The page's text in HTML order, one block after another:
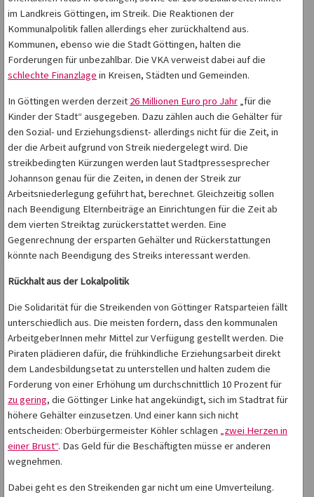
im Landkreis Göttingen, im Streik. Die Reaktionen der
Kommunalpolitik fallen allerdings eher zurückhaltend aus.
Kommunen, ebenso wie die Stadt Göttingen, halten die
Forderungen für unbezahlbar. Die VKA verweist dabei auf die
schlechte Finanzlage in Kreisen, Städten und Gemeinden.
In Göttingen werden derzeit 26 Millionen Euro pro Jahr „für die
Kinder der Stadt“ ausgegeben. Dazu zählen auch die Gehälter für
den Sozial- und Erziehungsdienst- allerdings nicht für die Zeit, in
der die Arbeit aufgrund von Streik niedergelegt wird. Die
streikbedingten Kürzungen werden laut Stadtpressesprecher
Johannson genau für die Zeiten, in denen der Streik zur
Arbeitsniederlegung geführt hat, berechnet. Gleichzeitig sollen
nach Beendigung Elternbeiträge an Einrichtungen für die Zeit ab
dem vierten Streiktag zurückerstattet werden. Eine
Gegenrechnung der ersparten Gehälter und Rückerstattungen
könnte nach Beendigung des Streiks interessant werden.
Rückhalt aus der Lokalpolitik
Die Solidarität für die Streikenden von Göttinger Ratsparteien fällt
unterschiedlich aus. Die meisten fordern, dass den kommunalen
ArbeitgeberInnen mehr Mittel zur Verfügung gestellt werden. Die
Piraten plädieren dafür, die frühkindliche Erziehungsarbeit direkt
dem Landesbildungsetat zu unterstellen und halten zudem die
Forderung von einer Erhöhung um durchschnittlich 10 Prozent für
zu gering, die Göttinger Linke hat angekündigt, sich im Stadtrat für
höhere Gehälter einzusetzen. Und einer kann sich nicht
entscheiden: Oberbürgermeister Köhler schlagen „zwei Herzen in
einer Brust“. Das Geld für die Beschäftigten müsse er anderen
wegnehmen.
Dabei geht es den Streikenden gar nicht um eine Umverteilung.